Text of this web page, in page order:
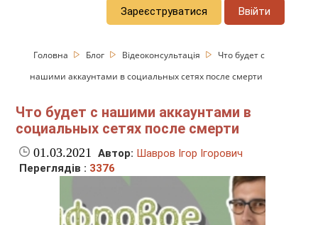
Зареєструватися Ввійти
Головна Блог Відеоконсультація
Что будет с
нашими аккаунтами в социальных сетях после смерти
Что будет с нашими аккаунтами в
социальных сетях после смерти
01.03.2021 Автор: Шавров Ігор Ігорович
Переглядів : 3376